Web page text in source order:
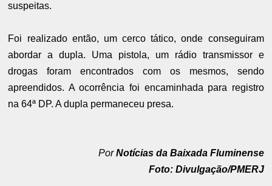
suspeitas.
Foi realizado então, um cerco tático, onde conseguiram
abordar a dupla. Uma pistola, um rádio transmissor e
drogas foram encontrados com os mesmos, sendo
apreendidos. A ocorrência foi encaminhada para registro
na 64ª DP. A dupla permaneceu presa.
PorNotícias da Baixada Fluminense
Foto: Divulgação/PMERJ